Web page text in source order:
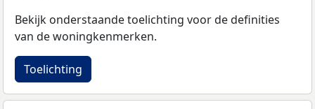
Bekijk onderstaande toelichting voor de definities
van de woningkenmerken.
Toelichting